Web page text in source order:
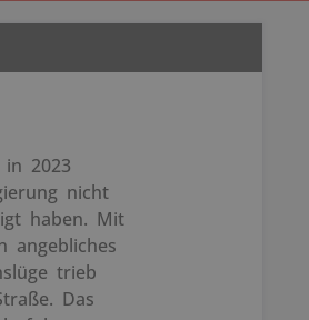
2023
nicht
haben. Mit
angebliches
trieb
Das